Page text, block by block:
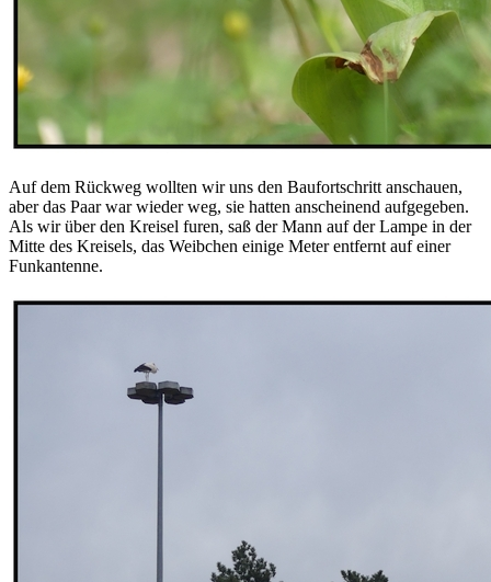
Auf dem Rückweg wollten wir uns den Baufortschritt anschauen,
aber das Paar war wieder weg, sie hatten anscheinend aufgegeben.
Als wir über den Kreisel furen, saß der Mann auf der Lampe in der
Mitte des Kreisels, das Weibchen einige Meter entfernt auf einer
Funkantenne.